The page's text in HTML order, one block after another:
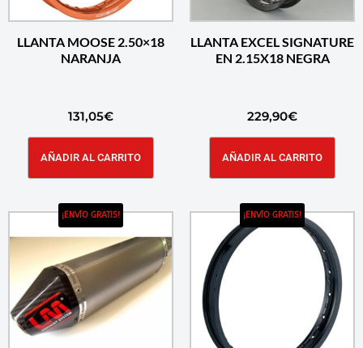
LLANTA MOOSE 2.50×18
NARANJA
131,05€
AÑADIR AL CARRITO
LLANTA EXCEL SIGNATURE
EN 2.15X18 NEGRA
229,90€
AÑADIR AL CARRITO
¡ENVÍO GRATIS! ¡ENVÍO GRATIS!